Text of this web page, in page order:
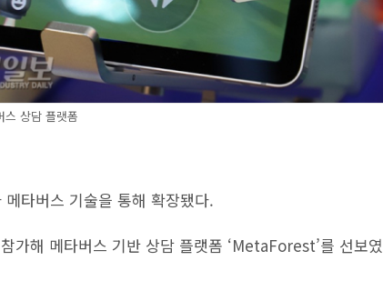
스 상담 플랫폼
타버스 기술을 통해 확장됐다.
가해 메타버스 기반 상담 플랫폼 ‘MetaForest’를 선보였